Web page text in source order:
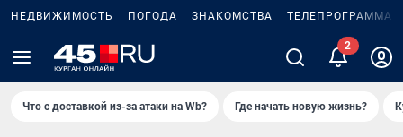
НЕДВИЖИМОСТЬ ПОГОДА ЗНАКОМСТВА ТЕЛЕПРОГРАММА
2
Что с доставкой из-за атаки на Wb? Где начать новую жизнь?